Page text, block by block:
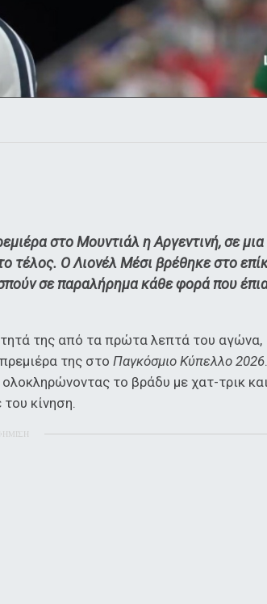
στο Μουντιάλ η Αργεντινή, σε μια
τέλος. Ο Λιονέλ Μέσι βρέθηκε στο
σε παραλήρημα κάθε φορά που
της από τα πρώτα λεπτά του αγώνα,
της στο Παγκόσμιο Κύπελλο 2026
το βράδυ με χατ-τρικ και
κίνηση.